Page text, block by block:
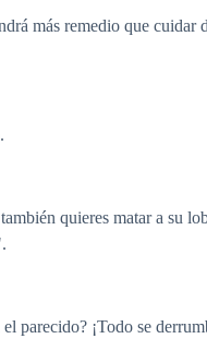
más remedio que
quieres matar a su
parecido? ¡Todo se